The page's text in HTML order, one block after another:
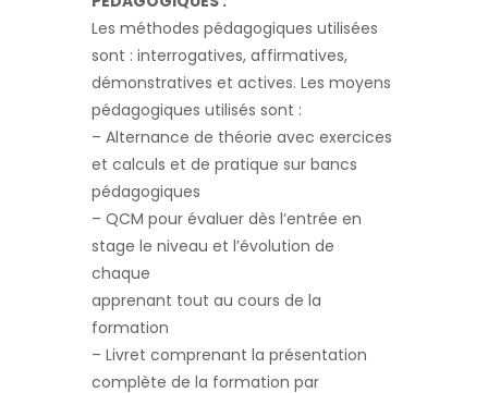
Les méthodes pédagogiques utilisées
sont : interrogatives, affirmatives,
démonstratives et actives. Les moyens
pédagogiques utilisés sont :
– Alternance de théorie avec exercices
et calculs et de pratique sur bancs
pédagogiques
– QCM pour évaluer dès l’entrée en
stage le niveau et l’évolution de
chaque
apprenant tout au cours de la
formation
– Livret comprenant la présentation
complète de la formation par